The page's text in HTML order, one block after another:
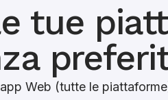
tue
Web (tutte le